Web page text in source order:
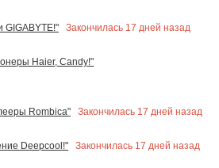
GIGABYTE!"
Закончилась 17 дней назад
Haier, Candy!"
Rombica"
Закончилась 17 дней назад
Deepcool!"
Закончилась 17 дней назад